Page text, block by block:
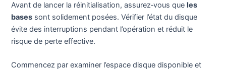
Avant de lancer la réinitialisation, assurez‑vous queles
bases sont solidement posées. Vérifier l’état du disque
évite des interruptions pendant l’opération et réduit le
risque de perte effective.
Commencez par examiner l’espace disque disponible et